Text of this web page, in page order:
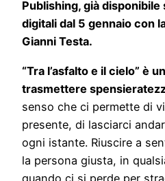
Publishing, già
digitali dal 5 gennaio con
Gianni Testa.
“Tra l’asfalto e il cielo” è
trasmettere
senso che ci permette di
presente, di lasciarci
ogni istante. Riuscire a
la persona giusta, in
quando ci si perde per